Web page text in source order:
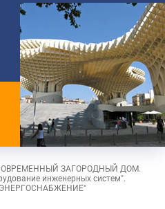
ЗАГОРОДНЫЙ ДОМ.
инженерных систем".
ЭНЕРГОСНАБЖЕНИЕ"